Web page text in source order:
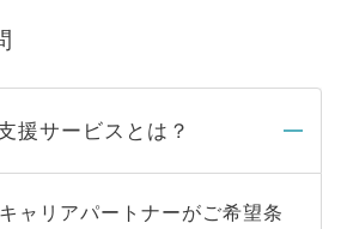
援サービスとは？
ャリアパートナーがご希望条